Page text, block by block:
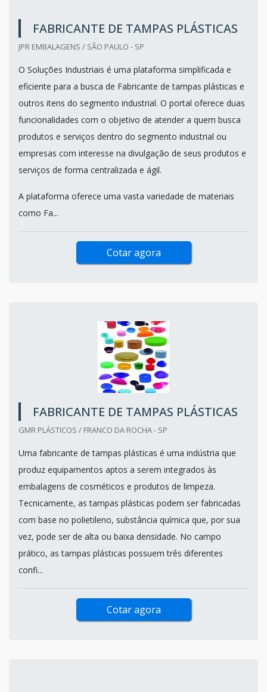
FABRICANTE DE TAMPAS PLÁSTICAS
JPR EMBALAGENS / SÃO PAULO - SP
O Soluções Industriais é uma plataforma simplificada e
eficiente para a busca de Fabricante de tampas plásticas e
outros itens do segmento industrial. O portal oferece duas
funcionalidades com o objetivo de atender a quem busca
produtos e serviços dentro do segmento industrial ou
empresas com interesse na divulgação de seus produtos e
serviços de forma centralizada e ágil.
A plataforma oferece uma vasta variedade de materiais
como Fa...
Cotar agora
FABRICANTE DE TAMPAS PLÁSTICAS
GMR PLÁSTICOS / FRANCO DA ROCHA - SP
Uma fabricante de tampas plásticas é uma indústria que
produz equipamentos aptos a serem integrados às
embalagens de cosméticos e produtos de limpeza.
Tecnicamente, as tampas plásticas podem ser fabricadas
com base no polietileno, substância química que, por sua
vez, pode ser de alta ou baixa densidade. No campo
prático, as tampas plásticas possuem três diferentes
confi...
Cotar agora